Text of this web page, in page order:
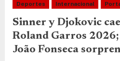
Deportes Internacional
Sinner y Djokovic
Roland Garros
João Fonseca